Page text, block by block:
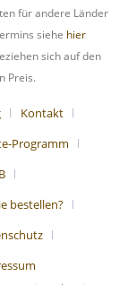
für andere Länder
siehe hier
sich auf den
Preis.
Kontakt
Programm
bestellen?